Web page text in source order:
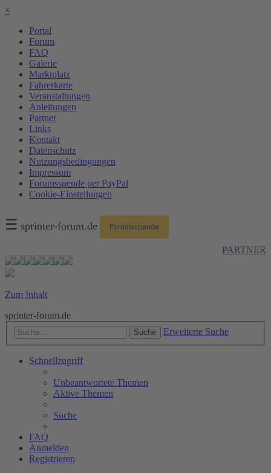
×
Portal
Forum
FAQ
Galerie
Marktplatz
Fahrerkarte
Veranstaltungen
Anleitungen
Partner
Links
Kontakt
Datenschutz
Nutzungsbedingungen
Impressum
Forumsspende per PayPal
Cookie-Einstellungen
☰ sprinter-forum.de Forumsspende
PARTNER
Zum Inhalt
sprinter-forum.de
Suche Erweiterte Suche
Schnellzugriff
Unbeantwortete Themen
Aktive Themen
Suche
FAQ
Anmelden
Registrieren